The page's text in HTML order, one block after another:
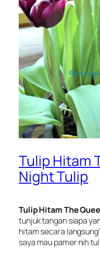
Tulip Hitam
Night Tulip
Tulip Hitam The
tunjuk tangan siapa
hitam secara langsung
saya mau pamer nih